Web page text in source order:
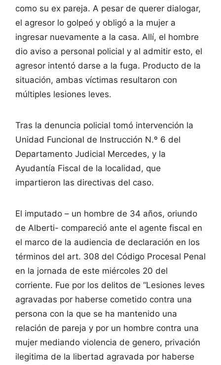
como su ex pareja. A pesar de querer dialogar,
el agresor lo golpeó y obligó a la mujer a
ingresar nuevamente a la casa. Allí, el hombre
dio aviso a personal policial y al admitir esto, el
agresor intentó darse a la fuga. Producto de la
situación, ambas víctimas resultaron con
múltiples lesiones leves.
Tras la denuncia policial tomó intervención la
Unidad Funcional de Instrucción N.º 6 del
Departamento Judicial Mercedes, y la
Ayudantía Fiscal de la localidad, que
impartieron las directivas del caso.
El imputado – un hombre de 34 años, oriundo
de Alberti- compareció ante el agente fiscal en
el marco de la audiencia de declaración en los
términos del art. 308 del Código Procesal Penal
en la jornada de este miércoles 20 del
corriente. Fue por los delitos de “Lesiones leves
agravadas por haberse cometido contra una
persona con la que se ha mantenido una
relación de pareja y por un hombre contra una
mujer mediando violencia de genero, privación
ilegitima de la libertad agravada por haberse